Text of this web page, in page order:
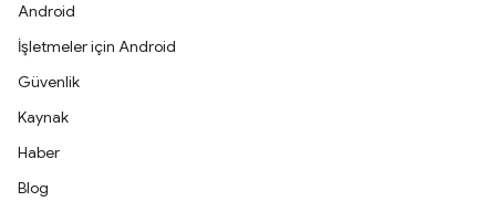
Android
İşletmeler için Android
Güvenlik
Kaynak
Haber
Blog